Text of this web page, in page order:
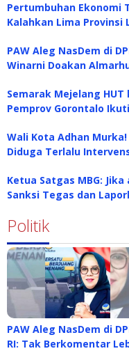
Pertumbuhan Ekonomi
Kalahkan Lima Provinsi
PAW Aleg NasDem di
Winarni Doakan
Semarak Mejelang HUT
Pemprov Gorontalo
Wali Kota Adhan
Diduga Terlalu
Ketua Satgas MBG:
Sanksi Tegas dan
Politik
PAW Aleg NasDem di
RI: Tak Berkomentar